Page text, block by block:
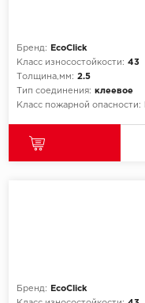
Бренд:
EcoClick
Класс износостойкости: 43
Толщина,мм: 2.5
Тип соединения: клеевое
Класс пожарной опасности:
Бренд:
EcoClick